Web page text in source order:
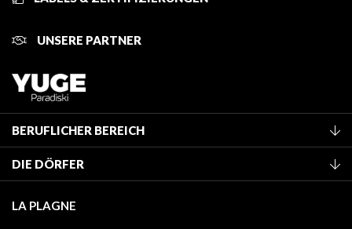
UNSERE PARTNER
BERUFLICHER BEREICH
Mitglied des Fremdenverkehrsamtes werden
Klassifizierung von Möbeln
Kurtaxe
DIE DÖRFER
Champagny-en-Vanoise
LA PLAGNE